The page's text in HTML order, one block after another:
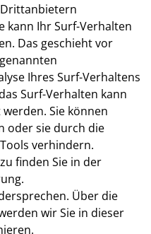
kann Ihr Surf-Verhalten
Das geschieht vor
Ihres Surf-Verhaltens
Surf-Verhalten kann
Sie können
oder sie durch die
verhindern.
finden Sie in der
Über die
wir Sie in dieser